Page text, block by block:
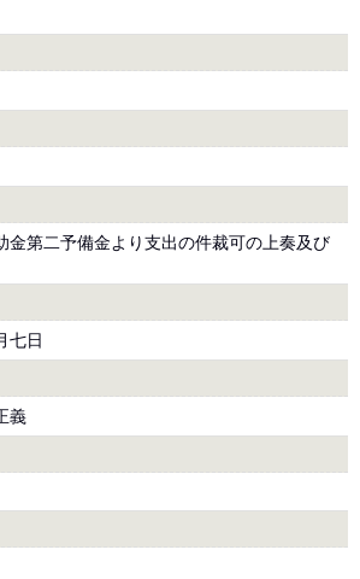
金第二予備金より支出の件裁可の上奏及び
七日
義